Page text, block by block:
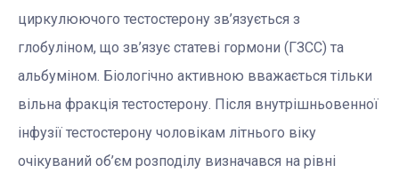
циркулюючого тестостерону зв’язується з
глобуліном, що зв’язує статеві гормони (ГЗСС) та
альбуміном. Біологічно активною вважається тільки
вільна фракція тестостерону. Після внутрішньовенної
інфузії тестостерону чоловікам літнього віку
очікуваний об’єм розподілу визначався на рівні